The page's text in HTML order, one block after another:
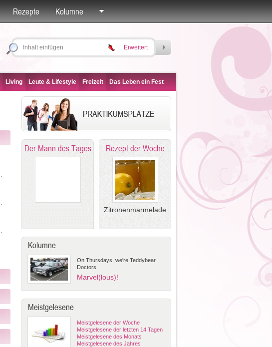
Rezepte Kolumne
Erweitert
Living Leute & Lifestyle Freizeit Das Leben ein Fest
Der Mann des Tages Rezept der Woche
Zitronenmarmelade
Kolumne
On Thursdays, we're Teddybear
Doctors
Marvel(lous)!
Meistgelesene
Meistgelesene der Woche
Meistgelesene der letzten 14 Tagen
Meistgelesene des Monats
Meistgelesene des Jahres